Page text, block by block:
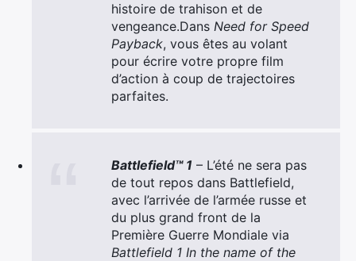
histoire de trahison et de
vengeance.Dans Need for Speed
Payback, vous êtes au volant
pour écrire votre propre film
d’action à coup de trajectoires
parfaites.
Battlefield™ 1 – L’été ne sera pas
de tout repos dans Battlefield,
avec l’arrivée de l’armée russe et
du plus grand front de la
Première Guerre Mondiale via
Battlefield 1 In the name of the